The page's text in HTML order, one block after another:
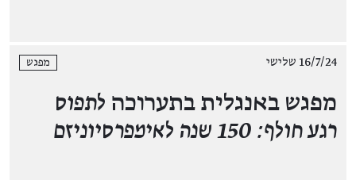
16/7/24 שלישי מפגש
מפגש באנגלית בתערוכה לתפוס
רגע חולף: 150 שנה לאימפרסיוניזם